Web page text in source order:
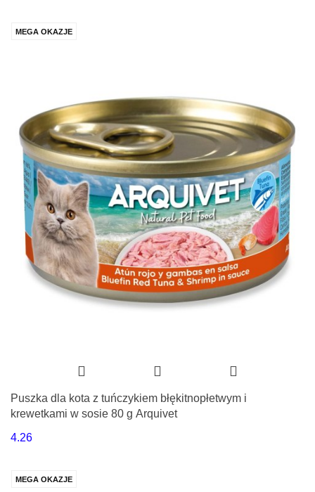
MEGA OKAZJE
Puszka dla kota z tuńczykiem błękitnopłetwym i
krewetkami w sosie 80 g Arquivet
4.26
MEGA OKAZJE